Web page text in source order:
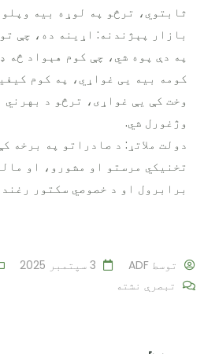
ثابتوي، ترڅو په لوړه بیه
بازار پېژندنه: اړینه ده، چې
په دې پوه شي، چې کوم هېواد څه
کومه بیه یی غواړي، په کوم
وخت کې یې غواړی، ترڅو د بهرني
وژغورل شي.
دولت ملاتړ: د صادراتو په برخه
تخنیکي مرستو او مشورو، او
برابرول او د خصوصي سکتور
توسطADF 3 سپتمبر 2025
تبصرې نشته